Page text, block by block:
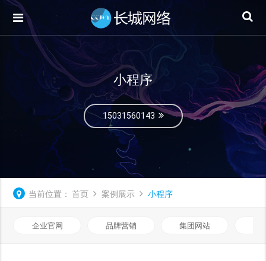
小程序
15031560143
当前位置： 首页 案例展示 小程序
企业官网 品牌营销 集团网站